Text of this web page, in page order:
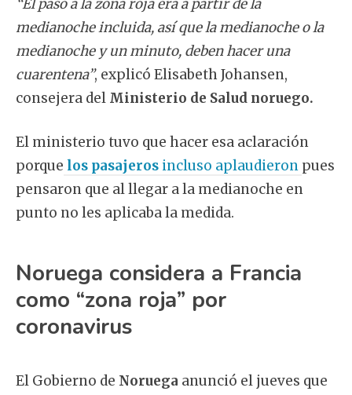
“El paso a la zona roja era a partir de la
medianoche incluida, así que la medianoche o la
medianoche y un minuto, deben hacer una
cuarentena”, explicó Elisabeth Johansen,
consejera del Ministerio de Salud noruego.
El ministerio tuvo que hacer esa aclaración
porque los pasajeros incluso aplaudieron pues
pensaron que al llegar a la medianoche en
punto no les aplicaba la medida.
Noruega considera a Francia
como “zona roja” por
coronavirus
El Gobierno de Noruega anunció el jueves que